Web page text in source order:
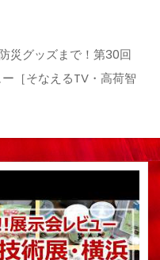
災グッズまで！第30回
［そなえるTV・高荷智